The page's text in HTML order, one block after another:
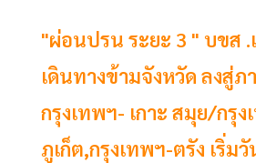
"ผ่อนปรน ระยะ 3 " บขส .
เดินทางข้ามจังหวัด ลงสู่ภ
กรุงเทพฯ- เกาะ สมุย/กรุง
ภูเก็ต,กรุงเทพฯ-ตรัง เริ่ม